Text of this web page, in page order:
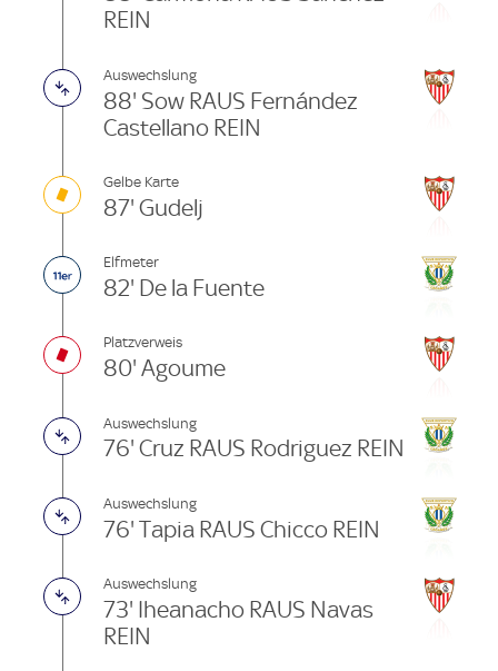
REIN
Auswechslung
88' Sow RAUS Fernández
Castellano REIN
Gelbe Karte
87' Gudelj
Elfmeter
82' De la Fuente
Platzverweis
80' Agoume
Auswechslung
76' Cruz RAUS Rodriguez REIN
Auswechslung
76' Tapia RAUS Chicco REIN
Auswechslung
73' Iheanacho RAUS Navas
REIN